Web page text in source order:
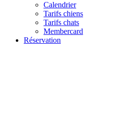
Calendrier
Tarifs chiens
Tarifs chats
Membercard
Réservation